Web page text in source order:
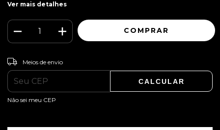
Ver mais detalhes
Entregas para o CEP:
Meios de envio
CALCULAR
Não sei meu CEP